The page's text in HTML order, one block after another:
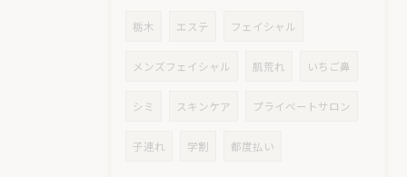
栃木 エステ フェイシャル
メンズフェイシャル 肌荒れ いちご鼻
シミ スキンケア プライベートサロン
子連れ 学割 都度払い